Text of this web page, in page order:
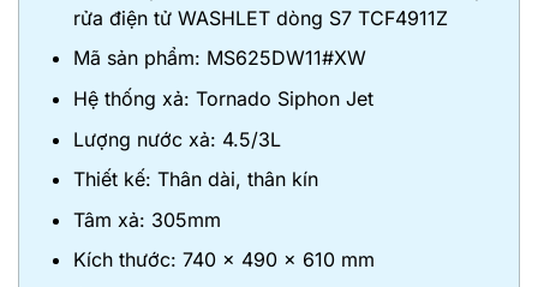
rửa điện tử WASHLET dòng S7 TCF4911Z
Mã sản phẩm: MS625DW11#XW
Hệ thống xả: Tornado Siphon Jet
Lượng nước xả: 4.5/3L
Thiết kế: Thân dài, thân kín
Tâm xả: 305mm
Kích thước: 740 x 490 x 610 mm